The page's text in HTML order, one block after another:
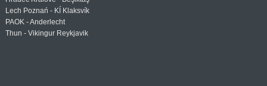
Lech Poznań - KÍ Klaksvík
PAOK - Anderlecht
Thun - Vikingur Reykjavik